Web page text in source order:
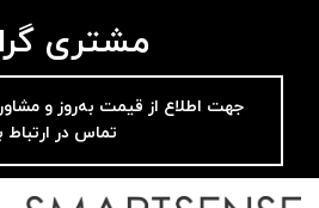
مشتری
جهت اطلاع از قیمت به‌روز و
تماس در ارتباط